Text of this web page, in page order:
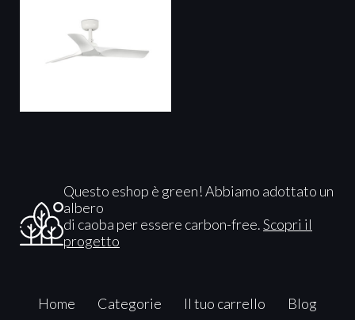
Questo eshop è green! Abbiamo adottato un
albero
di caoba per essere carbon-free.Scopri il
progetto
Home Categorie Il tuo carrello Blog